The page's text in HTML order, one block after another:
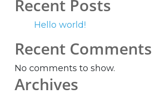
Recent Posts
Hello world!
Recent Comments
No comments to show.
Archives